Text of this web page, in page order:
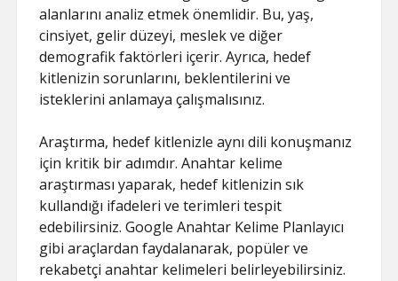
alanlarını analiz etmek önemlidir. Bu, yaş,
cinsiyet, gelir düzeyi, meslek ve diğer
demografik faktörleri içerir. Ayrıca, hedef
kitlenizin sorunlarını, beklentilerini ve
isteklerini anlamaya çalışmalısınız.
Araştırma, hedef kitlenizle aynı dili konuşmanız
için kritik bir adımdır. Anahtar kelime
araştırması yaparak, hedef kitlenizin sık
kullandığı ifadeleri ve terimleri tespit
edebilirsiniz. Google Anahtar Kelime Planlayıcı
gibi araçlardan faydalanarak, popüler ve
rekabetçi anahtar kelimeleri belirleyebilirsiniz.